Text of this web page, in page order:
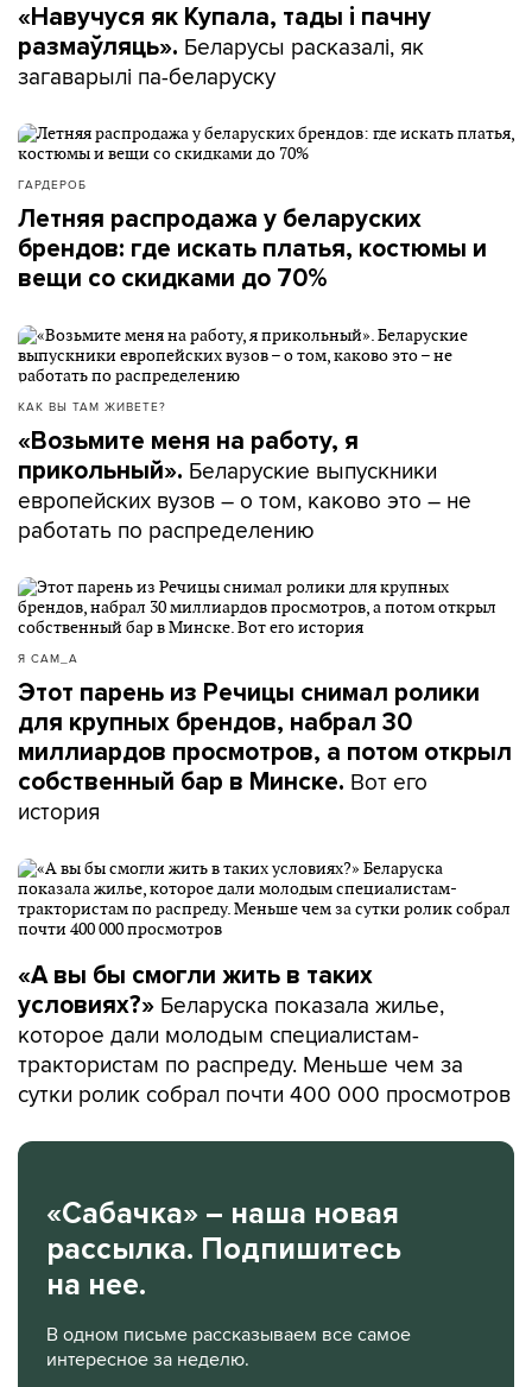
«Навучуся як Купала, тады і пачну
размаўляць». Беларусы расказалі, як
загаварылі па-беларуску
ГАРДЕРОБ
Летняя распродажа у беларуских
брендов: где искать платья, костюмы и
вещи со скидками до 70%
КАК ВЫ ТАМ ЖИВЕТЕ?
«Возьмите меня на работу, я
прикольный». Беларуские выпускники
европейских вузов – о том, каково это – не
работать по распределению
Я САМ_А
Этот парень из Речицы снимал ролики
для крупных брендов, набрал 30
миллиардов просмотров, а потом открыл
собственный бар в Минске. Вот его
история
«А вы бы смогли жить в таких
условиях?» Беларуска показала жилье,
которое дали молодым специалистам-
трактористам по распреду. Меньше чем за
сутки ролик собрал почти 400 000 просмотров
«Сабачка» – наша новая
рассылка. Подпишитесь
на нее.
В одном письме рассказываем все самое
интересное за неделю.